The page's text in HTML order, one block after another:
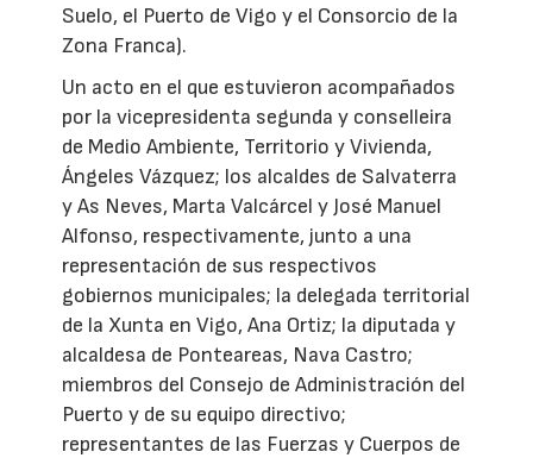
Suelo, el Puerto de Vigo y el Consorcio de la
Zona Franca).
Un acto en el que estuvieron acompañados
por la vicepresidenta segunda y conselleira
de Medio Ambiente, Territorio y Vivienda,
Ángeles Vázquez; los alcaldes de Salvaterra
y As Neves, Marta Valcárcel y José Manuel
Alfonso, respectivamente, junto a una
representación de sus respectivos
gobiernos municipales; la delegada territorial
de la Xunta en Vigo, Ana Ortiz; la diputada y
alcaldesa de Ponteareas, Nava Castro;
miembros del Consejo de Administración del
Puerto y de su equipo directivo;
representantes de las Fuerzas y Cuerpos de